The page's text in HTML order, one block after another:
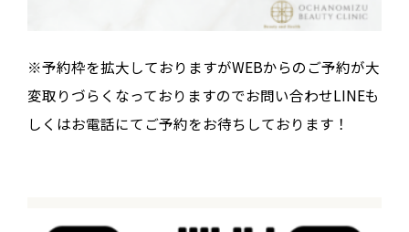
※予約枠を拡大しておりますがWEBからのご予約が大
変取りづらくなっておりますのでお問い合わせLINEも
しくはお電話にてご予約をお待ちしております！